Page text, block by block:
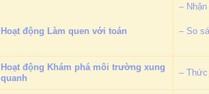
Hoạt động Làm quen với toán
–
– So
Hoạt động Khám phá môi trường xung
quanh
– Thức